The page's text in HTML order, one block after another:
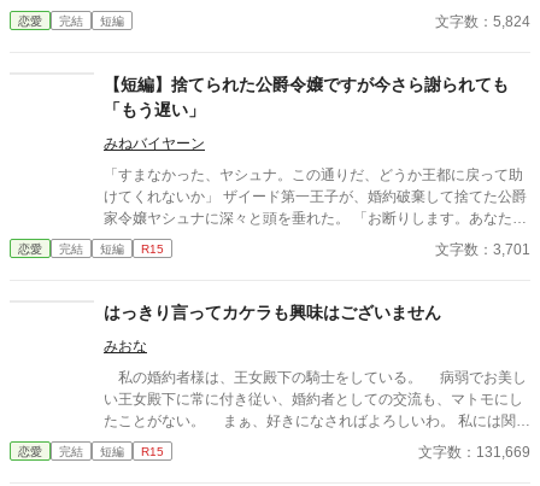
癒す力。 そして、その価値を知るただ一人の人が、皇帝となって
私を迎えに来る。 これは、すべてを失った少女が、本当に必要と
恋愛 完結 短編 文字数：5,824
【短編】捨てられた公爵令嬢ですが今さら謝られても
「もう遅い」
みねバイヤーン
「すまなかった、ヤシュナ。この通りだ、どうか王都に戻って助
けてくれないか」 ザイード第一王子が、婚約破棄して捨てた公爵
家令嬢ヤシュナに深々と頭を垂れた。 「お断りします。あなた方
が私に対して行った数々の仕打ち、決して許すことはありませ
ん。今さら謝ったところで、もう遅い。ばーーーーーか」 王家と
ところが聖女ベルが現れたときから、朝の清めはヤシュナと弟の
カルルクのみが行なっている。務めを果たさず、自分を使い潰す
気の王家にヤシュナは切れた。王家に対するざまぁの準備は着々
と進んでいる。
恋愛 完結 短編 R15 文字数：3,701
はっきり言ってカケラも興味はございません
みおな
私の婚約者様は、王女殿下の騎士をしている。 病弱でお美し
い王女殿下に常に付き従い、婚約者としての交流も、マトモにし
たことがない。 まぁ、好きになさればよろしいわ。 私には関係
ないことですから。
恋愛 完結 短編 R15 文字数：131,669